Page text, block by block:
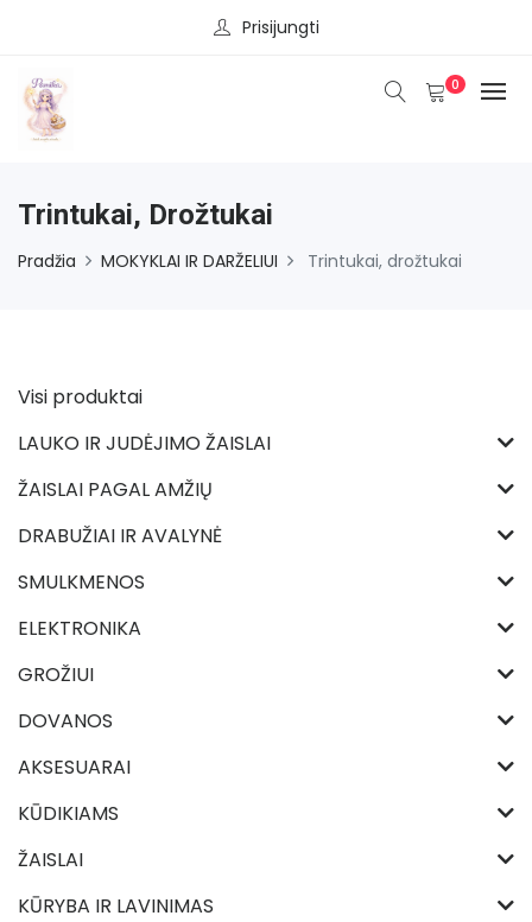
Prisijungti
0
Trintukai, Drožtukai
Pradžia MOKYKLAI IR DARŽELIUI Trintukai, drožtukai
Visi produktai
LAUKO IR JUDĖJIMO ŽAISLAI
ŽAISLAI PAGAL AMŽIŲ
DRABUŽIAI IR AVALYNĖ
SMULKMENOS
ELEKTRONIKA
GROŽIUI
DOVANOS
AKSESUARAI
KŪDIKIAMS
ŽAISLAI
KŪRYBA IR LAVINIMAS